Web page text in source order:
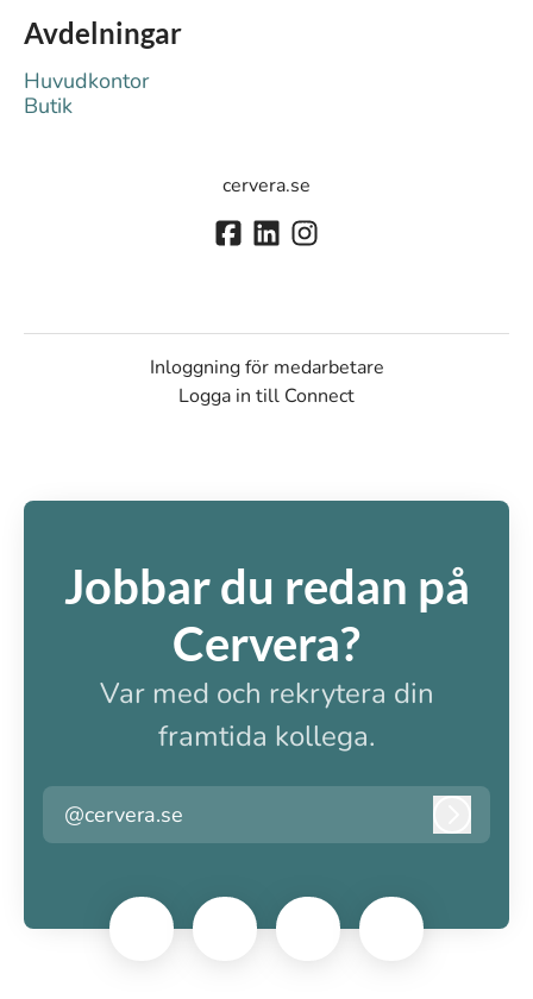
Avdelningar
Huvudkontor
Butik
cervera.se
Inloggning för medarbetare
Logga in till Connect
Jobbar du redan på
Cervera?
Var med och rekrytera din
framtida kollega.
@cervera.se